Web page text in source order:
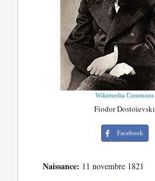
Wikimedia Commons
Fiodor Dostoïevski
Facebook
Naissance: 11 novembre 1821